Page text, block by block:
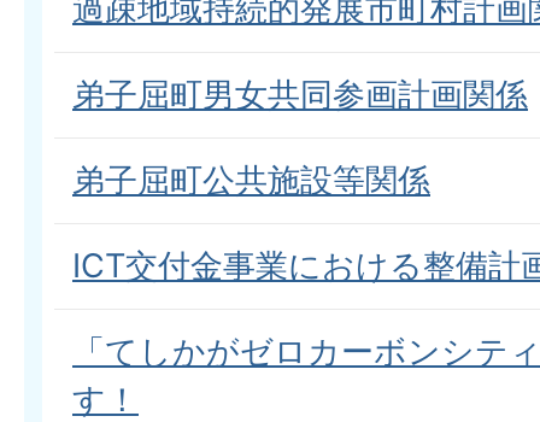
過疎地域持続的発展市町村計画
弟子屈町男女共同参画計画関係
弟子屈町公共施設等関係
ICT交付金事業における整備計
「てしかがゼロカーボンシテ
す！